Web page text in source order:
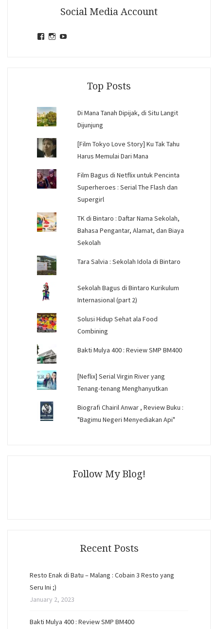
Social Media Account
ViewView
Top Posts
Di Mana Tanah Dipijak, di Situ Langit
Dijunjung
[Film Tokyo Love Story] Ku Tak Tahu
Harus Memulai Dari Mana
Film Bagus di Netflix untuk Pencinta
Superheroes : Serial The Flash dan
Supergirl
TK di Bintaro : Daftar Nama Sekolah,
Bahasa Pengantar, Alamat, dan Biaya
Sekolah
Tara Salvia : Sekolah Idola di Bintaro
Sekolah Bagus di Bintaro Kurikulum
Internasional (part 2)
Solusi Hidup Sehat ala Food
Combining
Bakti Mulya 400 : Review SMP BM400
[Neflix] Serial Virgin River yang
Tenang-tenang Menghanyutkan
Biografi Chairil Anwar , Review Buku :
"Bagimu Negeri Menyediakan Api"
Follow My Blog!
Recent Posts
Resto Enak di Batu – Malang : Cobain 3 Resto yang
Seru Ini ;)
January 2, 2023
Bakti Mulya 400 : Review SMP BM400